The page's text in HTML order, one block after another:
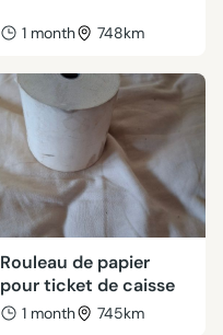
1 month 748km
Rouleau de papier
pour ticket de caisse
1 month 745km